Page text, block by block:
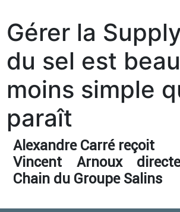
Gérer la
du sel est
moins simple
paraît
Alexandre Carré reçoit
Vincent Arnoux
Chain du Groupe Salins